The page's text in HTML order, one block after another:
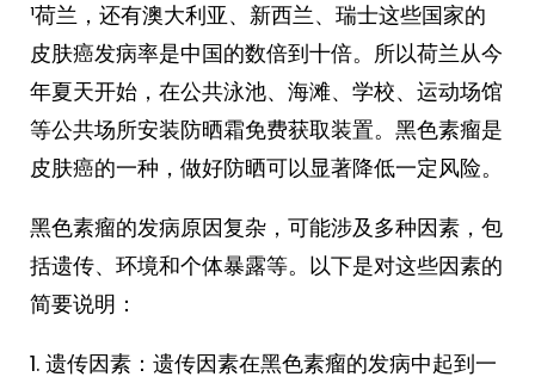
¹荷兰，还有澳大利亚、新西兰、瑞士这些国家的
皮肤癌发病率是中国的数倍到十倍。所以荷兰从今
年夏天开始，在公共泳池、海滩、学校、运动场馆
等公共场所安装防晒霜免费获取装置。黑色素瘤是
皮肤癌的一种，做好防晒可以显著降低一定风险。
黑色素瘤的发病原因复杂，可能涉及多种因素，包
括遗传、环境和个体暴露等。以下是对这些因素的
简要说明：
1. 遗传因素：遗传因素在黑色素瘤的发病中起到一